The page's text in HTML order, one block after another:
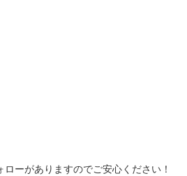
ーがありますのでご安心ください！